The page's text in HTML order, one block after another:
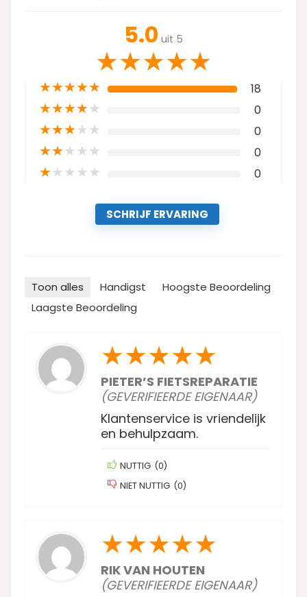
5.0 uit 5
★★★★★
★★★★★ 18
★★★★★ 0
★★★★★ 0
★★★★★ 0
★★★★★ 0
SCHRIJF ERVARING
Toon alles Handigst
Hoogste Beoordeling
Laagste Beoordeling
★★★★★
PIETER’S FIETSREPARATIE
(GEVERIFIEERDE EIGENAAR)
Klantenservice is vriendelijk
en behulpzaam.
NUTTIG (0)
NIET NUTTIG (0)
★★★★★
RIK VAN HOUTEN
(GEVERIFIEERDE EIGENAAR)